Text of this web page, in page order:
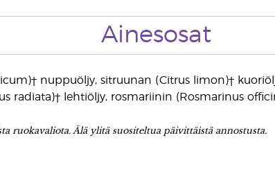
Ainesosat
nuppuöljy, sitruunan (Citrus limon)†
radiata)† lehtiöljy, rosmariinin (Rosmarinus
ruokavaliota. Älä ylitä suositeltua päivittäistä annostusta.